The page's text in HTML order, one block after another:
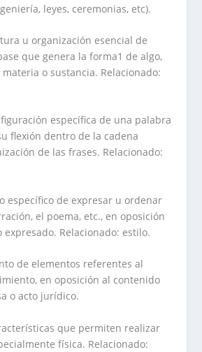
leyes, ceremonias, etc).
u organización esencial de
que genera la forma1 de algo,
o sustancia. Relacionado:
específica de una palabra
flexión dentro de la cadena
de las frases. Relacionado:
específico de expresar u ordenar
el poema, etc., en oposición
Relacionado: estilo.
de elementos referentes al
en oposición al contenido
o acto jurídico.
que permiten realizar
física. Relacionado: